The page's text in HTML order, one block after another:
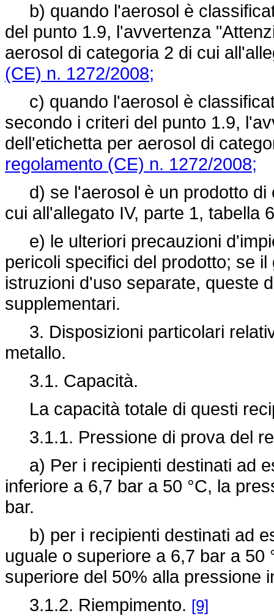
b) quando l'aerosol è
del punto 1.9, l'avvertenza
aerosol di categoria 2 di cui
(CE) n. 1272/2008;
c) quando l'aerosol è
secondo i criteri del punto 1.9,
dell'etichetta per aerosol di
regolamento (CE) n. 1272/2008;
d) se l'aerosol è un prodotto di
cui all'allegato IV, parte 1, tabella
e) le ulteriori precauzioni
pericoli specifici del prodotto; se
istruzioni d'uso separate, queste
supplementari.
3. Disposizioni particolari
metallo.
3.1. Capacità.
La capacità totale di questi
3.1.1. Pressione di prova del
a) Per i recipienti destinati ad
inferiore a 6,7 bar a 50 °C, la
bar.
b) per i recipienti destinati ad
uguale o superiore a 6,7 bar a
superiore del 50% alla pressione
3.1.2. Riempimento. [9]